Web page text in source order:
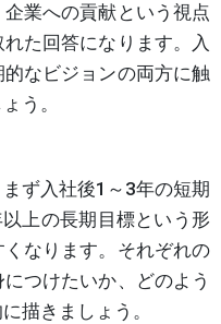
業への貢献という視点
た回答になります。入
なビジョンの両方に触
う。
ず入社後1～3年の短期
上の長期目標という形
なります。それぞれの
つけたいか、どのよう
描きましょう。